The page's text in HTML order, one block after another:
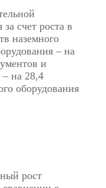
счет роста в
наземного
– на
и
– на 28,4
оборудования
рост